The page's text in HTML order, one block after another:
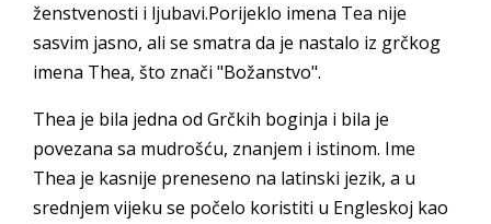
ženstvenosti i ljubavi.Porijeklo imena Tea nije
sasvim jasno, ali se smatra da je nastalo iz grčkog
imena Thea, što znači "Božanstvo".
Thea je bila jedna od Grčkih boginja i bila je
povezana sa mudrošću, znanjem i istinom. Ime
Thea je kasnije preneseno na latinski jezik, a u
srednjem vijeku se počelo koristiti u Engleskoj kao